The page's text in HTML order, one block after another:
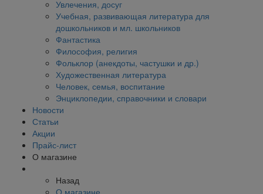
Увлечения, досуг
Учебная, развивающая литература для
дошкольников и мл. школьников
Фантастика
Философия, религия
Фольклор (анекдоты, частушки и др.)
Художественная литература
Человек, семья, воспитание
Энциклопедии, справочники и словари
Новости
Статьи
Акции
Прайс-лист
О магазине
Назад
О магазине